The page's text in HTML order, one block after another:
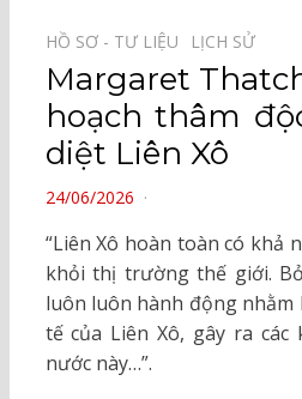
HỒ SƠ - TƯ LIỆU⠀ LỊCH SỬ⠀
Margaret
hoạch thâm
diệt Liên Xô
POSTED
24/06/2026
“Liên Xô hoàn toàn có khả
khỏi thị trường thế giới.
luôn luôn hành động nhằm
tế của Liên Xô, gây ra
nước này…”.